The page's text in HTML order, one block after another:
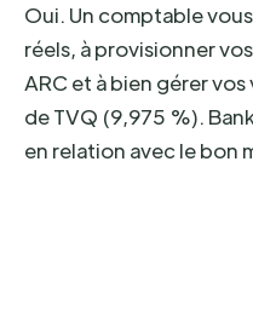
Oui. Un comptable
réels, à provisionner
ARC et à bien gérer
de TVQ (9,975 %).
en relation avec le bon